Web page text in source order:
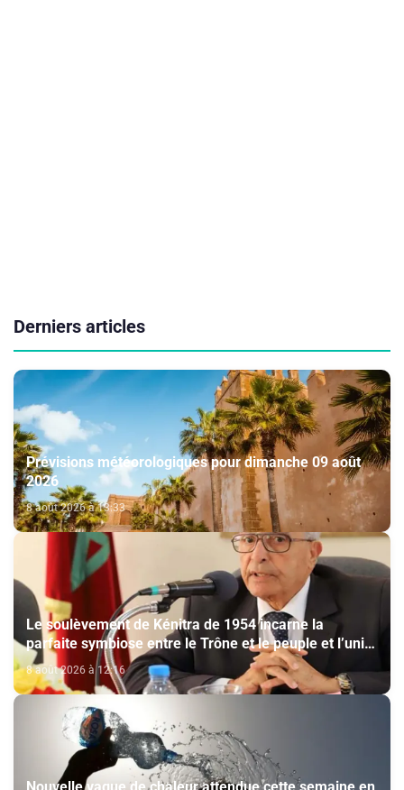
Derniers articles
Prévisions météorologiques pour dimanche 09 août
2026
8 août 2026 à 13:33
Le soulèvement de Kénitra de 1954 incarne la
parfaite symbiose entre le Trône et le peuple et l’unité
de volonté et de destin (M. El Ktiri)
8 août 2026 à 12:16